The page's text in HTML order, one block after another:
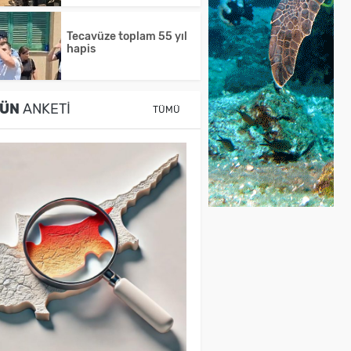
Tecavüze toplam 55 yıl
hapis
ANKETI TÜMÜ